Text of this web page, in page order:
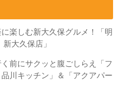
楽しむ新大久保グルメ！「明
大久保店」
前にサクッと腹ごしらえ「フ
川キッチン」＆「アクアパー